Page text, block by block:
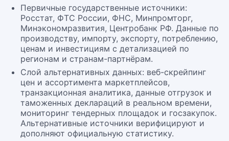
Первичные государственные источники:
Росстат, ФТС России, ФНС, Минпромторг,
Минэкономразвития, Центробанк РФ. Данные по
производству, импорту, экспорту, потреблению,
ценам и инвестициям с детализацией по
регионам и странам-партнёрам.
Слой альтернативных данных: веб-скрейпинг
цен и ассортимента маркетплейсов,
транзакционная аналитика, данные отгрузок и
таможенных деклараций в реальном времени,
мониторинг тендерных площадок и госзакупок.
Альтернативные источники верифицируют и
дополняют официальную статистику.